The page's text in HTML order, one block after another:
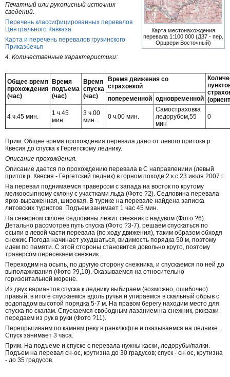
Карта местонахождения
перевала 1:100 000 (Д37 - пер.
Орцвери Восточный)
Печатный или рукописный источник
сведений
Перечень классифицированных перевалов
Центрального Кавказа
Карта и перечень перевалов грузинского
Приказбечья
4. Количественные характеристики:
Общее время
прохождения
(час)
Время
подъема
(час)
Время
спуска
(час)
Время движения со
страховкой
попеременной одновременной
4 ч.45 мин.
1 ч.45
мин.
3 ч.00
мин.
0 ч.00 мин.
Самостраховка
ледорубом,55
мин
0
Прим. Общее время прохождения перевала дано от левого притока р.
Квесия до спуска к Гергетскому леднику.
Описание прохождения.
Описание дается по прохождению перевала в С направлениии (левый
приток р. Квесия - Гергетский ледник) в горном походе 2 к.с.23 июля 2007 г.
На перевал поднимаемся траверсом с запада на восток по крутому
мелкоосыпному склону с участками льда (Фото ?2). Седловина перевала
ярко-выраженная, широкая. В турике на перевале найдена записка
литовских туристов. Подъем занимает 1 час 45 мин.
На северном склоне седловины лежит снежник с надувом (Фото ?6).
Детально рассмотрев путь спуска (Фото ?3-7), решаем спускаться по
осыпи в левой части перевала (по ходу движения), таким образом обходя
снежик. Погода начинает ухудшаться, видимость порядка 50 м, поэтому
идем по памяти. С этой стороны становится довольно круто, поэтому
траверсом пересекаем снежник.
Переходим на осыпь, по другую сторону снежника, и спускаемся по ней до
выполаживания (Фото ?9,10). Оказываемся на относительно
горизонтальной морене.
Из двух вариантов спуска к леднику выбираем (возможно, ошибочно)
правый, в итоге спускаемся вдоль ручья и упираемся в скальный обрыв с
водопадом высотой порядка 5-7 м. На правом берегу находим место для
спуска по скалам. Спускаемся свободным лазанием на снежник, рюкзаки
передаем из рук в руки (Фото ?11).
Перепрыгиваем по камням реку в ранклюфте и оказываемся на леднике.
Спуск занимает 3 часа.
Прим. На подъеме и спуске с перевала нужны каски, ледорубы/палки.
Подъем на перевал сн-ос, крутизна до 30 градусов; спуск - сн-ос, крутизна
- до 35 градусов.